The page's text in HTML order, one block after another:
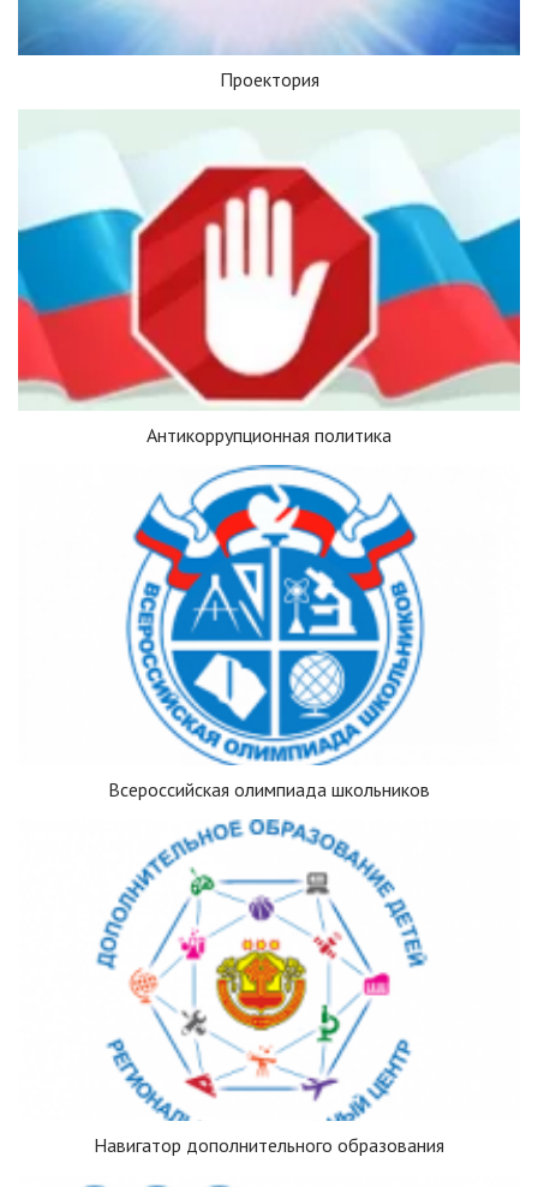
Проектория
Антикоррупционная политика
Всероссийская олимпиада школьников
Навигатор дополнительного образования